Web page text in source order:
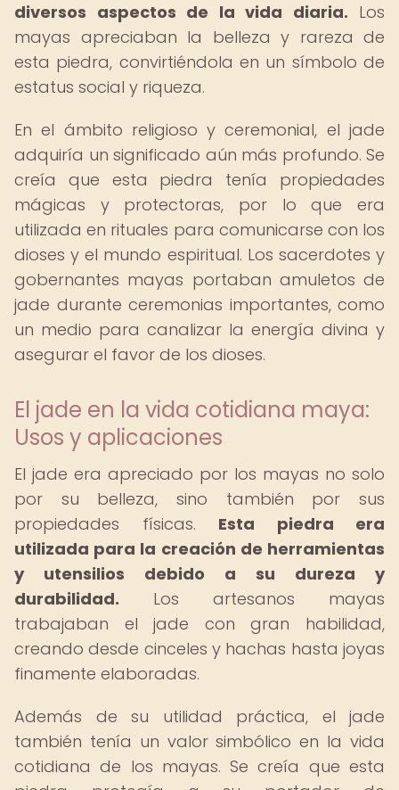
diversos aspectos de la vida diaria. Los
mayas apreciaban la belleza y rareza de
esta piedra, convirtiéndola en un símbolo de
estatus social y riqueza.
En el ámbito religioso y ceremonial, el jade
adquiría un significado aún más profundo. Se
creía que esta piedra tenía propiedades
mágicas y protectoras, por lo que era
utilizada en rituales para comunicarse con los
dioses y el mundo espiritual. Los sacerdotes y
gobernantes mayas portaban amuletos de
jade durante ceremonias importantes, como
un medio para canalizar la energía divina y
asegurar el favor de los dioses.
El jade en la vida cotidiana maya:
Usos y aplicaciones
El jade era apreciado por los mayas no solo
por su belleza, sino también por sus
propiedades físicas. Esta piedra era
utilizada para la creación de herramientas
y utensilios debido a su dureza y
durabilidad. Los artesanos mayas
trabajaban el jade con gran habilidad,
creando desde cinceles y hachas hasta joyas
finamente elaboradas.
Además de su utilidad práctica, el jade
también tenía un valor simbólico en la vida
cotidiana de los mayas. Se creía que esta